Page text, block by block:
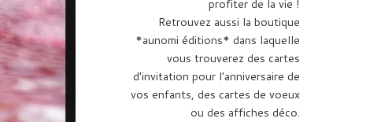
profiter de la vie !
Retrouvez aussi la boutique
*aunomi éditions* dans laquelle
vous trouverez des cartes
d'invitation pour l'anniversaire de
vos enfants, des cartes de voeux
ou des affiches déco.